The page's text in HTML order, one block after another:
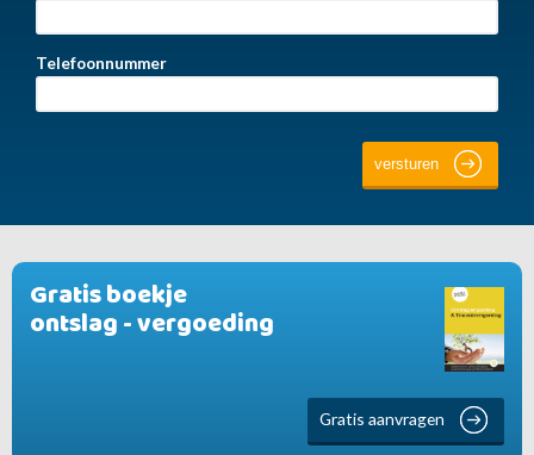
Gratis boekje
ontslag - vergoeding
Gratis aanvragen
Telefoonnummer